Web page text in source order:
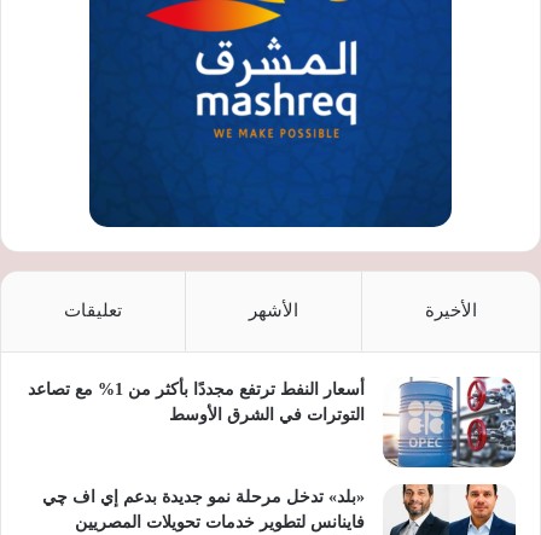
الأخيرة الأشهر تعليقات
أسعار النفط ترتفع مجددًا بأكثر من 1% مع تصاعد
التوترات في الشرق الأوسط
«بلد» تدخل مرحلة نمو جديدة بدعم إي اف چي
فاينانس لتطوير خدمات تحويلات المصريين